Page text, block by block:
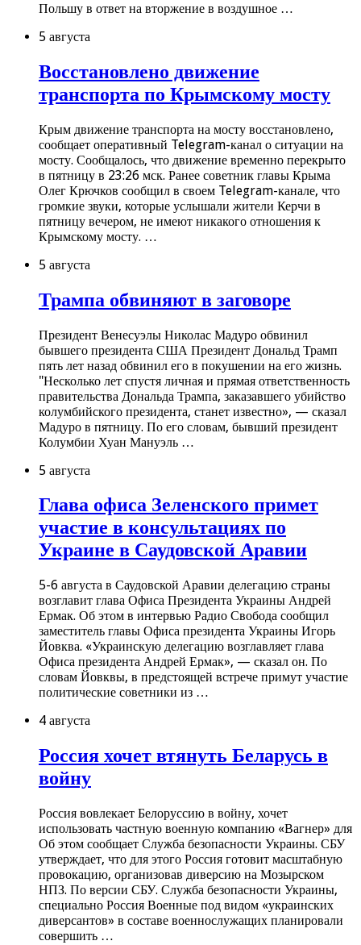
Польшу в ответ на вторжение в воздушное …
5 августа
Восстановлено движение
транспорта по Крымскому мосту
Крым движение транспорта на мосту восстановлено,
сообщает оперативный Telegram-канал о ситуации на
мосту. Сообщалось, что движение временно перекрыто
в пятницу в 23:26 мск. Ранее советник главы Крыма
Олег Крючков сообщил в своем Telegram-канале, что
громкие звуки, которые услышали жители Керчи в
пятницу вечером, не имеют никакого отношения к
Крымскому мосту. …
5 августа
Трампа обвиняют в заговоре
Президент Венесуэлы Николас Мадуро обвинил
бывшего президента США Президент Дональд Трамп
пять лет назад обвинил его в покушении на его жизнь.
"Несколько лет спустя личная и прямая ответственность
правительства Дональда Трампа, заказавшего убийство
колумбийского президента, станет известно», — сказал
Мадуро в пятницу. По его словам, бывший президент
Колумбии Хуан Мануэль …
5 августа
Глава офиса Зеленского примет
участие в консультациях по
Украине в Саудовской Аравии
5-6 августа в Саудовской Аравии делегацию страны
возглавит глава Офиса Президента Украины Андрей
Ермак. Об этом в интервью Радио Свобода сообщил
заместитель главы Офиса президента Украины Игорь
Йовква. «Украинскую делегацию возглавляет глава
Офиса президента Андрей Ермак», — сказал он. По
словам Йовквы, в предстоящей встрече примут участие
политические советники из …
4 августа
Россия хочет втянуть Беларусь в
войну
Россия вовлекает Белоруссию в войну, хочет
использовать частную военную компанию «Вагнер» для
Об этом сообщает Служба безопасности Украины. СБУ
утверждает, что для этого Россия готовит масштабную
провокацию, организовав диверсию на Мозырском
НПЗ. По версии СБУ. Служба безопасности Украины,
специально Россия Военные под видом «украинских
диверсантов» в составе военнослужащих планировали
совершить …